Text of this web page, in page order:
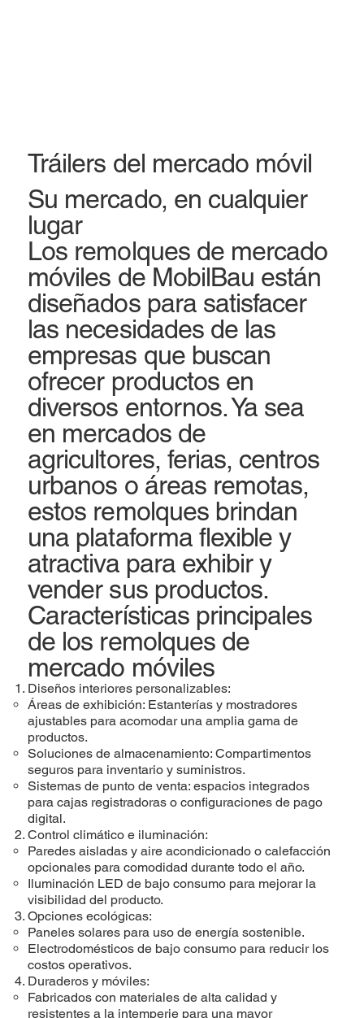
Su mercado, en cualquier
lugar
Los remolques de mercado
móviles de MobilBau están
diseñados para satisfacer
las necesidades de las
empresas que buscan
ofrecer productos en
diversos entornos. Ya sea
en mercados de
agricultores, ferias, centros
urbanos o áreas remotas,
estos remolques brindan
una plataforma flexible y
atractiva para exhibir y
vender sus productos.
Características principales
de los remolques de
mercado móviles
Diseños interiores personalizables:
Áreas de exhibición: Estanterías y mostradores
ajustables para acomodar una amplia gama de
productos.
Soluciones de almacenamiento: Compartimentos
seguros para inventario y suministros.
Sistemas de punto de venta: espacios integrados
para cajas registradoras o configuraciones de pago
digital.
Control climático e iluminación:
Paredes aisladas y aire acondicionado o calefacción
opcionales para comodidad durante todo el año.
Iluminación LED de bajo consumo para mejorar la
visibilidad del producto.
Opciones ecológicas:
Paneles solares para uso de energía sostenible.
Electrodomésticos de bajo consumo para reducir los
costos operativos.
Duraderos y móviles:
Fabricados con materiales de alta calidad y
resistentes a la intemperie para una mayor
Tráilers del mercado móvil